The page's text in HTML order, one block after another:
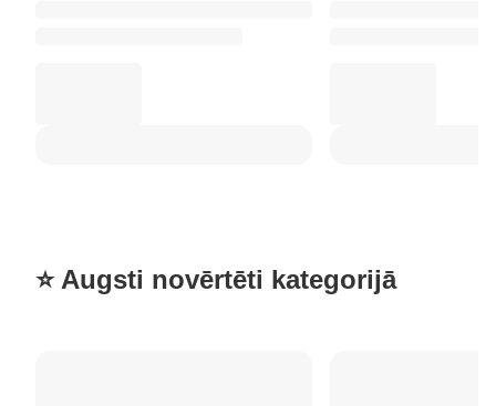
⭐ Augsti novērtēti kategorijā